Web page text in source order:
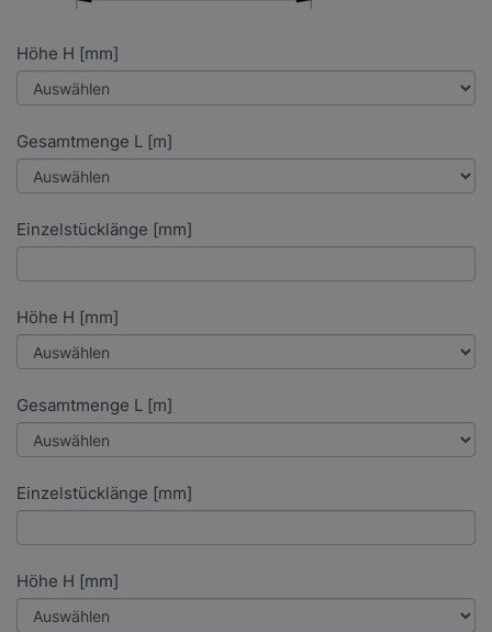
Höhe H [mm]
Gesamtmenge L [m]
Einzelstücklänge [mm]
Höhe H [mm]
Gesamtmenge L [m]
Einzelstücklänge [mm]
Höhe H [mm]